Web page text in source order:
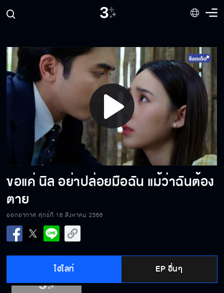
Play
Video
ขอแค่ นิล อย่าปล่อยมือฉัน แม้ว่าฉันต้อง
ตาย
ออกอากาศ ศุกร์ที่ 18 สิงหาคม 2566
ไฮไลท์ EP อื่นๆ
มีข่าวดีจะบอก ฟ้าท้อง ไม่ดีใจเหรอคะที่เรากำลัง
จะมีลูก
ก็เพราะพี่ไม่ยอมนอนกับฟ้า ฟ้าก็เลยต้องไปนอน
กับคนอื่น
สำหรับคนอย่างฉัน ได้แค่เงินมันน้อยไป
ถ้ามีใครรู้เรื่องนี้ลูกในท้องของแกจะไม่มีวันได้
ถ้ารู้สึกดีต่อกันให้เจอกันแค่ไม่กี่วินาทีก็ทำแบบนี้